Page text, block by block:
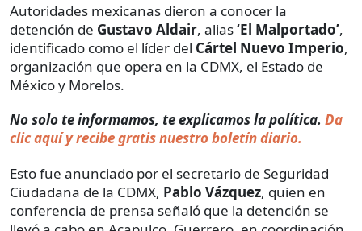
Autoridades mexicanas dieron a conocer la
detención de Gustavo Aldair, alias‘El Malportado’,
identificado como el líder del Cártel Nuevo Imperio,
organización que opera en la CDMX, el Estado de
México y Morelos.
No solo te informamos, te explicamos la política. Da
clic aquí y recibe gratis nuestro boletín diario.
Esto fue anunciado por el secretario de Seguridad
Ciudadana de la CDMX, Pablo Vázquez, quien en
conferencia de prensa señaló que la detención se